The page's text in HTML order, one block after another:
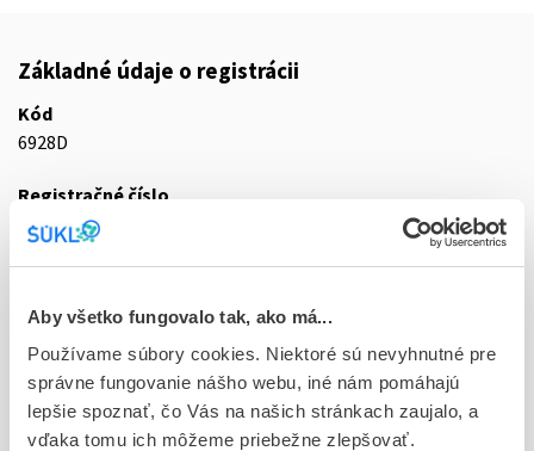
Aby všetko fungovalo tak, ako má...
Používame súbory cookies. Niektoré sú nevyhnutné pre
správne fungovanie nášho webu, iné nám pomáhajú
lepšie spoznať, čo Vás na našich stránkach zaujalo, a
vďaka tomu ich môžeme priebežne zlepšovať.
Základné údaje o registrácii
Kód
6928D
Registračné číslo
01/0069/21-S
sol inj 50x10ml/50 mg (amp.PP v blistri)
Stav
D - Registrácia bez obmedzenia platnosti
Typ registračnej procedúry